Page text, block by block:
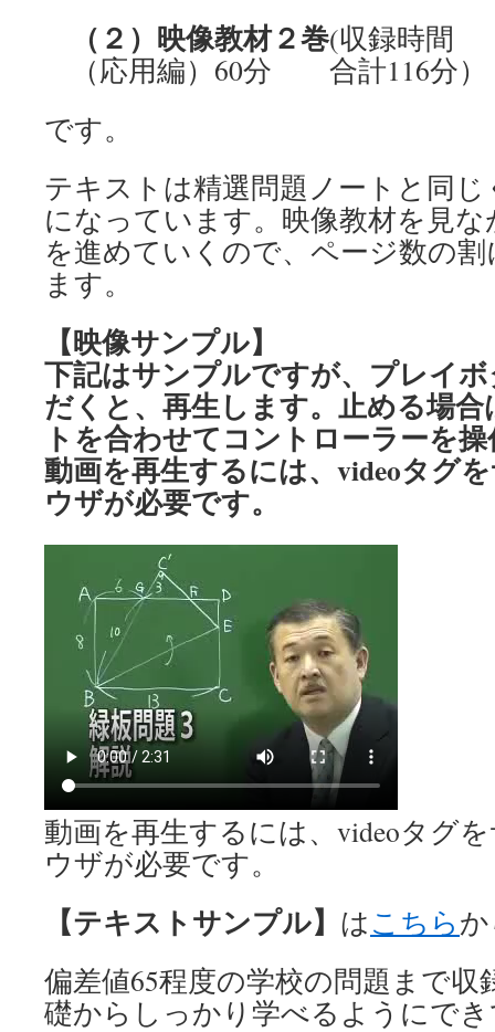
（２）映像教材２巻(収録時間
（応用編）60分 合計116分）
です。
テキストは精選問題ノートと同
になっています。映像教材を見
を進めていくので、ページ数の
ます。
【映像サンプル】
下記はサンプルですが、プレイ
だくと、再生します。止める場
トを合わせてコントローラーを
動画を再生するには、videoタグ
ウザが必要です。
動画を再生するには、videoタグ
ウザが必要です。
【テキストサンプル】 はこちら
偏差値65程度の学校の問題まで
礎からしっかり学べるようにで